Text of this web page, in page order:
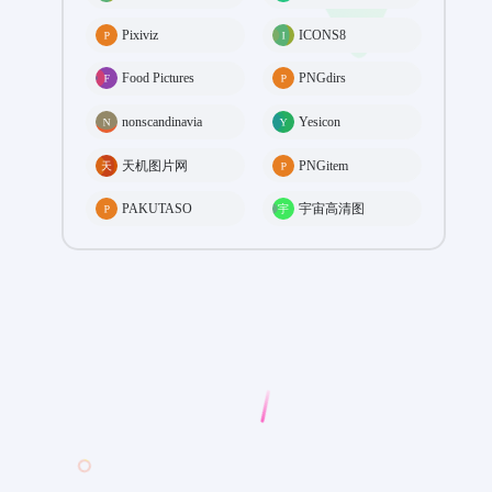
Pixiviz ICONS8
Food Pictures PNGdirs
nonscandinavia Yesicon
天机图片网 PNGitem
PAKUTASO 宇宙高清图